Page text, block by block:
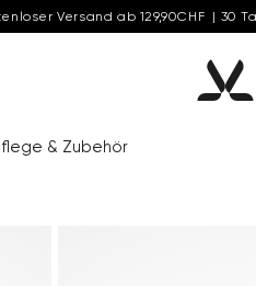
Versand ab 129,90CHF | 30
& Zubehör